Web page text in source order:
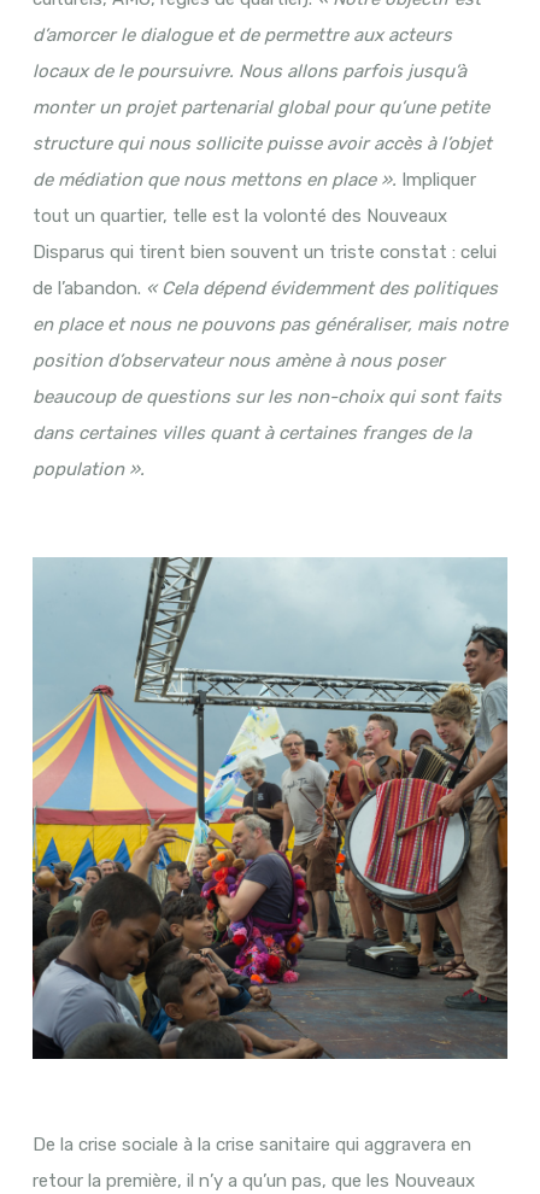
d’amorcer le dialogue et de permettre aux acteurs
locaux de le poursuivre. Nous allons parfois jusqu’à
monter un projet partenarial global pour qu’une petite
structure qui nous sollicite puisse avoir accès à l’objet
de médiation que nous mettons en place ». Impliquer
tout un quartier, telle est la volonté des Nouveaux
Disparus qui tirent bien souvent un triste constat : celui
de l’abandon. « Cela dépend évidemment des politiques
en place et nous ne pouvons pas généraliser, mais notre
position d’observateur nous amène à nous poser
beaucoup de questions sur les non-choix qui sont faits
dans certaines villes quant à certaines franges de la
population ».
De la crise sociale à la crise sanitaire qui aggravera en
retour la première, il n’y a qu’un pas, que les Nouveaux